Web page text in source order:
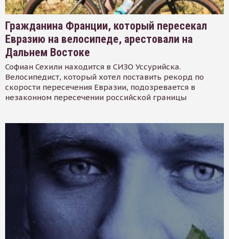
Гражданина Франции, который пересекал
Евразию на велосипеде, арестовали на
Дальнем Востоке
Софиан Сехили находится в СИЗО Уссурийска.
Велосипедист, который хотел поставить рекорд по
скорости пересечения Евразии, подозревается в
незаконном пересечении российской границы